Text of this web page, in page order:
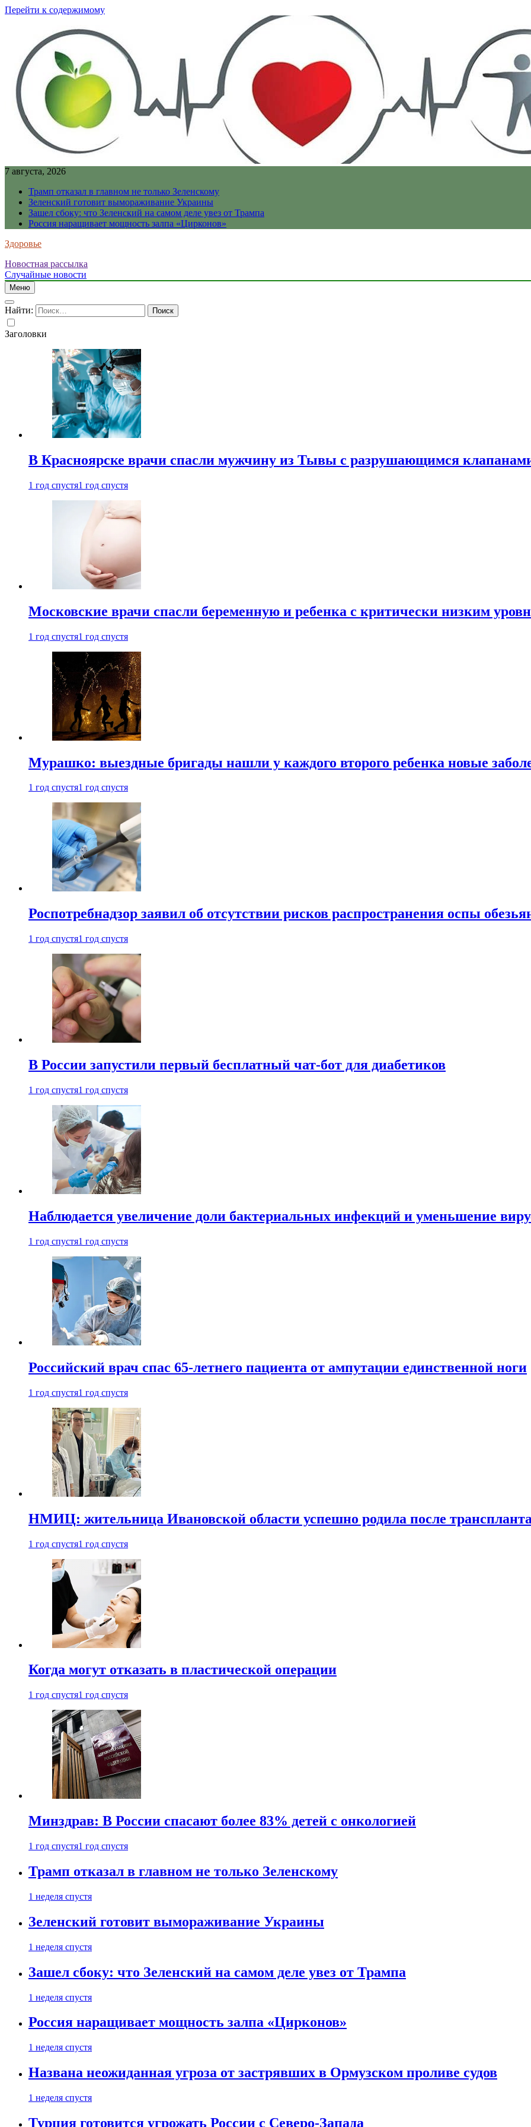
Перейти к содержимому
7 августа, 2026
Трамп отказал в главном не только Зеленскому
Зеленский готовит вымораживание Украины
Зашел сбоку: что Зеленский на самом деле увез от Трампа
Россия наращивает мощность залпа «Цирконов»
Здоровье
Новостная рассылка
Случайные новости
Меню
Найти:
Заголовки
В Красноярске врачи спасли мужчину из Тывы с разрушающимся
1 год спустя1 год спустя
Московские врачи спасли беременную и ребенка с критически низким
1 год спустя1 год спустя
Мурашко: выездные бригады нашли у каждого второго ребенка новые
1 год спустя1 год спустя
Роспотребнадзор заявил об отсутствии рисков распространения оспы
1 год спустя1 год спустя
В России запустили первый бесплатный чат-бот для диабетиков
1 год спустя1 год спустя
Наблюдается увеличение доли бактериальных инфекций и уменьшение
1 год спустя1 год спустя
Российский врач спас 65-летнего пациента от ампутации единственной ноги
1 год спустя1 год спустя
НМИЦ: жительница Ивановской области успешно родила после
1 год спустя1 год спустя
Когда могут отказать в пластической операции
1 год спустя1 год спустя
Минздрав: В России спасают более 83% детей с онкологией
1 год спустя1 год спустя
Трамп отказал в главном не только Зеленскому
1 неделя спустя
Зеленский готовит вымораживание Украины
1 неделя спустя
Зашел сбоку: что Зеленский на самом деле увез от Трампа
1 неделя спустя
Россия наращивает мощность залпа «Цирконов»
1 неделя спустя
Названа неожиданная угроза от застрявших в Ормузском проливе судов
1 неделя спустя
Турция готовится угрожать России с Северо-Запада